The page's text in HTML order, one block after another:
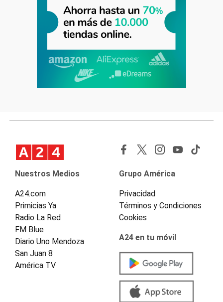
Nuestros Medios
A24.com
Primicias Ya
Radio La Red
FM Blue
Diario Uno Mendoza
San Juan 8
América TV
Grupo América
Privacidad
Términos y Condiciones
Cookies
A24 en tu móvil